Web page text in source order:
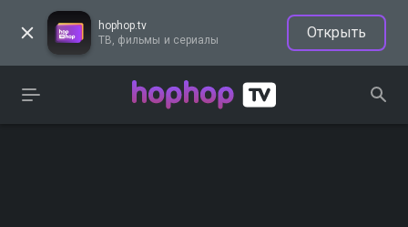
hophop.tv
ТВ, фильмы и сериалы
Открыть